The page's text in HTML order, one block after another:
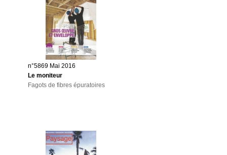
n°5869 Mai 2016
Le moniteur
Fagots de fibres épuratoires